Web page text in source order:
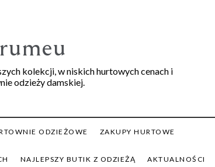
kolekcji, w niskich hurtowych cenach i
odzieży damskiej.
ODZIEŻOWE ZAKUPY HURTOWE
NAJLEPSZY BUTIK Z ODZIEŻĄ AKTUALNOŚCI